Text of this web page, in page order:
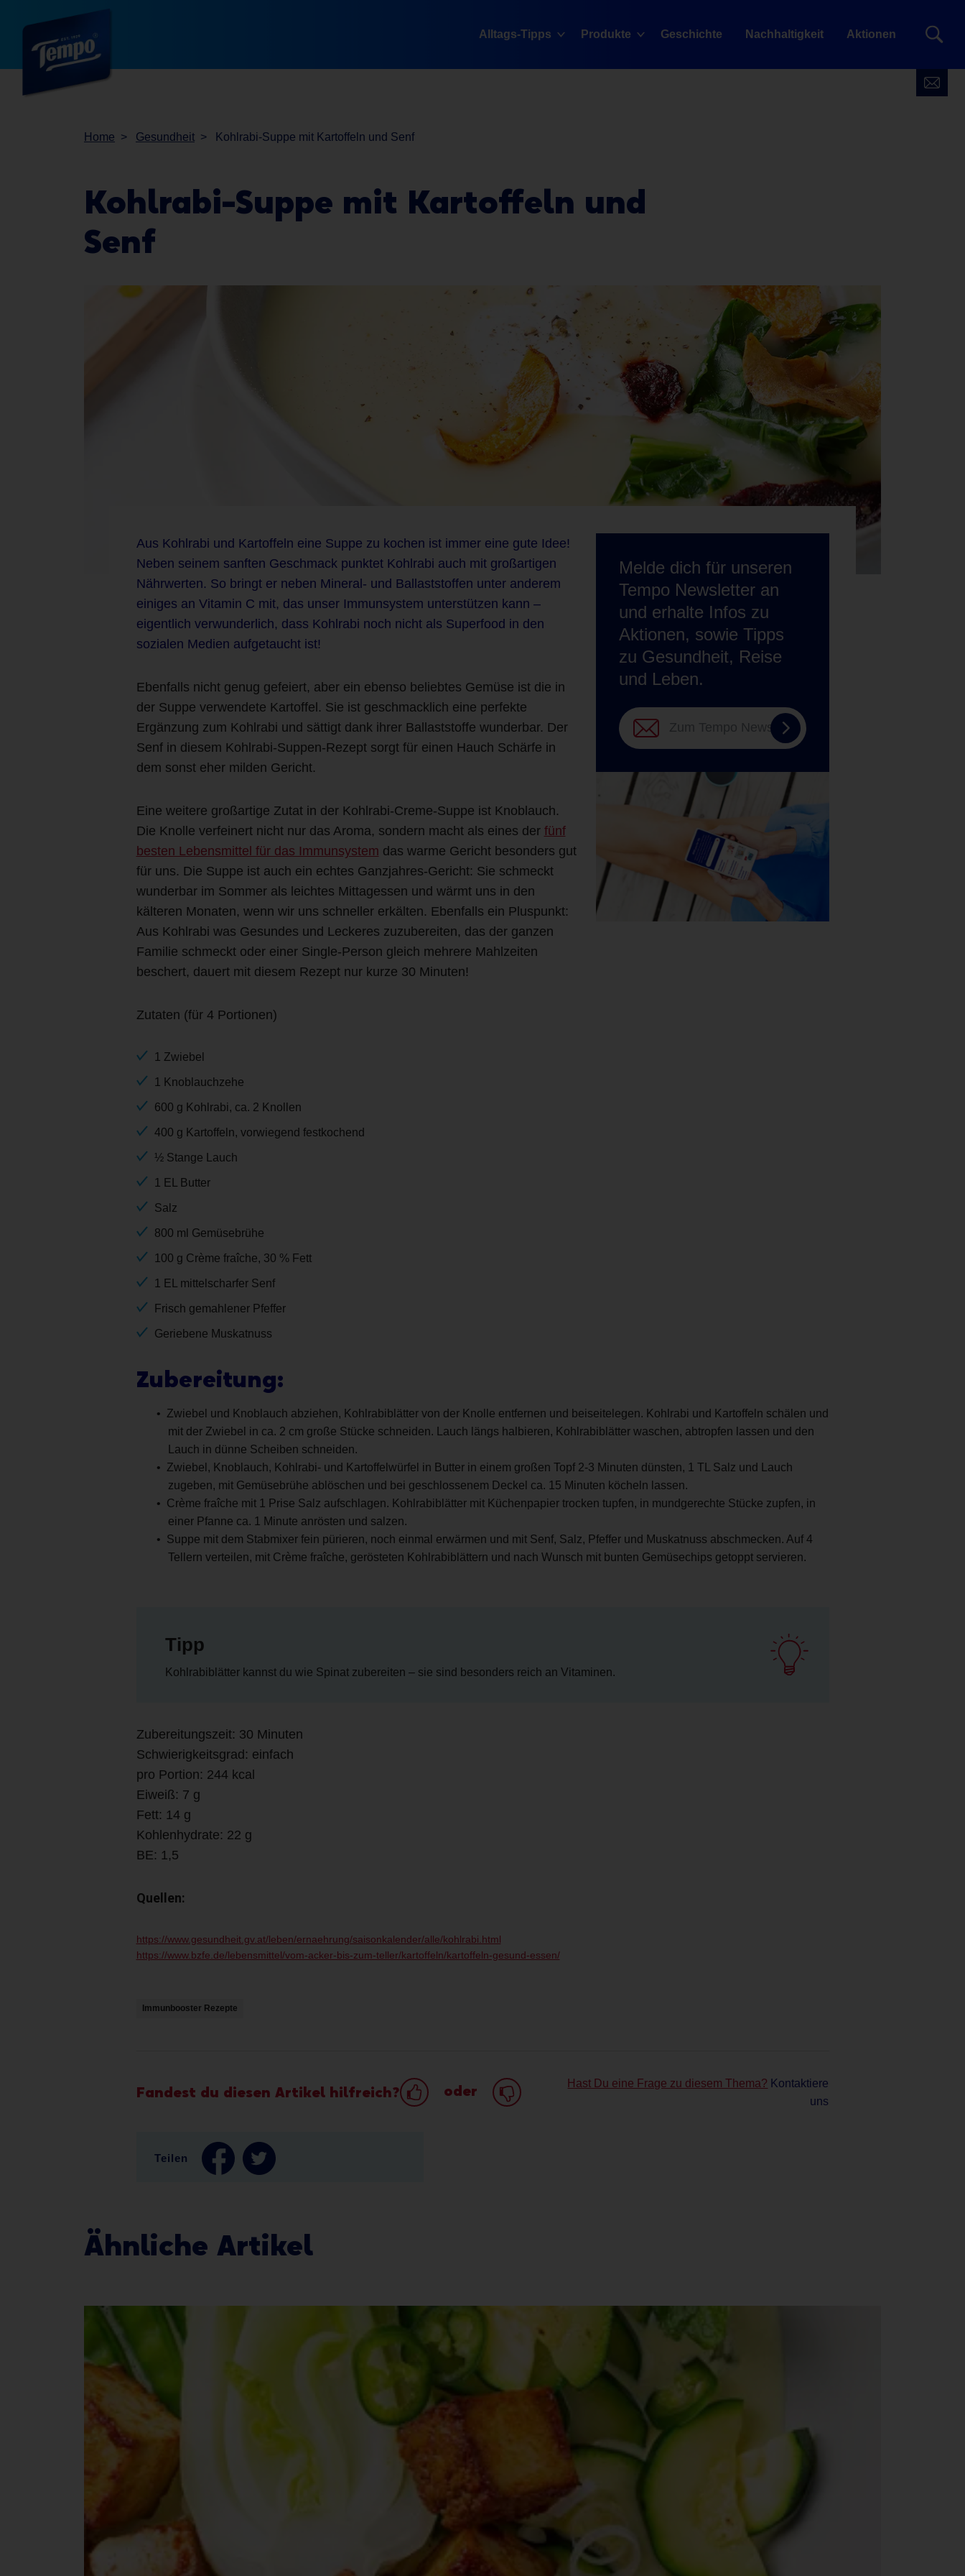
Alltags-Tipps Produkte Geschichte Nachhaltigkeit Aktionen
Home Gesundheit Kohlrabi-Suppe mit Kartoffeln und Senf
Kohlrabi-Suppe mit Kartoffeln und
Senf
Melde dich für unseren
Tempo Newsletter an
und erhalte Infos zu
Aktionen, sowie Tipps
zu Gesundheit, Reise
und Leben.
Zum
Tempo
anmelden
Aus Kohlrabi und Kartoffeln eine Suppe zu kochen ist immer eine gute Idee!
Neben seinem sanften Geschmack punktet Kohlrabi auch mit großartigen
Nährwerten. So bringt er neben Mineral- und Ballaststoffen unter anderem
einiges an Vitamin C mit, das unser Immunsystem unterstützen kann –
eigentlich verwunderlich, dass Kohlrabi noch nicht als Superfood in den
sozialen Medien aufgetaucht ist!
Ebenfalls nicht genug gefeiert, aber ein ebenso beliebtes Gemüse ist die in
der Suppe verwendete Kartoffel. Sie ist geschmacklich eine perfekte
Ergänzung zum Kohlrabi und sättigt dank ihrer Ballaststoffe wunderbar. Der
Senf in diesem Kohlrabi-Suppen-Rezept sorgt für einen Hauch Schärfe in
dem sonst eher milden Gericht.
Eine weitere großartige Zutat in der Kohlrabi-Creme-Suppe ist Knoblauch.
Die Knolle verfeinert nicht nur das Aroma, sondern macht als eines der fünf
besten Lebensmittel für das Immunsystem das warme Gericht besonders gut
für uns. Die Suppe ist auch ein echtes Ganzjahres-Gericht: Sie schmeckt
wunderbar im Sommer als leichtes Mittagessen und wärmt uns in den
kälteren Monaten, wenn wir uns schneller erkälten. Ebenfalls ein Pluspunkt:
Aus Kohlrabi was Gesundes und Leckeres zuzubereiten, das der ganzen
Familie schmeckt oder einer Single-Person gleich mehrere Mahlzeiten
beschert, dauert mit diesem Rezept nur kurze 30 Minuten!
Zutaten (für 4 Portionen)
1 Zwiebel
1 Knoblauchzehe
600 g Kohlrabi, ca. 2 Knollen
400 g Kartoffeln, vorwiegend festkochend
½ Stange Lauch
1 EL Butter
Salz
800 ml Gemüsebrühe
100 g Crème fraîche, 30 % Fett
1 EL mittelscharfer Senf
Frisch gemahlener Pfeffer
Geriebene Muskatnuss
Zubereitung:
Zwiebel und Knoblauch abziehen, Kohlrabiblätter von der Knolle entfernen und beiseitelegen. Kohlrabi und Kartoffeln schälen und
mit der Zwiebel in ca. 2 cm große Stücke schneiden. Lauch längs halbieren, Kohlrabiblätter waschen, abtropfen lassen und den
Lauch in dünne Scheiben schneiden.
Zwiebel, Knoblauch, Kohlrabi- und Kartoffelwürfel in Butter in einem großen Topf 2-3 Minuten dünsten, 1 TL Salz und Lauch
zugeben, mit Gemüsebrühe ablöschen und bei geschlossenem Deckel ca. 15 Minuten köcheln lassen.
Crème fraîche mit 1 Prise Salz aufschlagen. Kohlrabiblätter mit Küchenpapier trocken tupfen, in mundgerechte Stücke zupfen, in
einer Pfanne ca. 1 Minute anrösten und salzen.
Suppe mit dem Stabmixer fein pürieren, noch einmal erwärmen und mit Senf, Salz, Pfeffer und Muskatnuss abschmecken. Auf 4
Tellern verteilen, mit Crème fraîche, gerösteten Kohlrabiblättern und nach Wunsch mit bunten Gemüsechips getoppt servieren.
Tipp
Kohlrabiblätter kannst du wie Spinat zubereiten – sie sind besonders reich an Vitaminen.
Zubereitungszeit: 30 Minuten
Schwierigkeitsgrad: einfach
pro Portion: 244 kcal
Eiweiß: 7 g
Fett: 14 g
Kohlenhydrate: 22 g
BE: 1,5
Quellen:
https://www.gesundheit.gv.at/leben/ernaehrung/saisonkalender/alle/kohlrabi.html
https://www.bzfe.de/lebensmittel/vom-acker-bis-zum-teller/kartoffeln/kartoffeln-gesund-essen/
Immunbooster Rezepte
Fandest du diesen Artikel hilfreich? oder Hast Du eine Frage zu diesem Thema? Kontaktiere
uns
Teilen
Ähnliche Artikel